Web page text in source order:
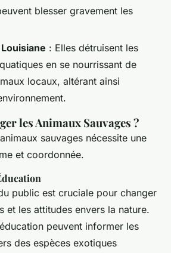
blesser gravement les
: Elles détruisent les
en se nourrissant de
locaux, altérant ainsi
les Animaux Sauvages ?
sauvages nécessite une
et coordonnée.
public est cruciale pour changer
et les attitudes envers la nature.
peuvent informer les
des espèces exotiques